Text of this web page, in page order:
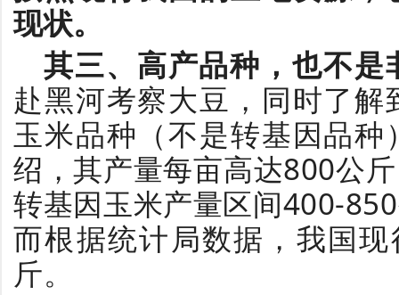
现状。
其三、高产品种，也不是
赴黑河考察大豆，同时了
玉米品种（不是转基因品
绍，其产量每亩高达800公
转基因玉米产量区间400-
而根据统计局数据，我国
斤。